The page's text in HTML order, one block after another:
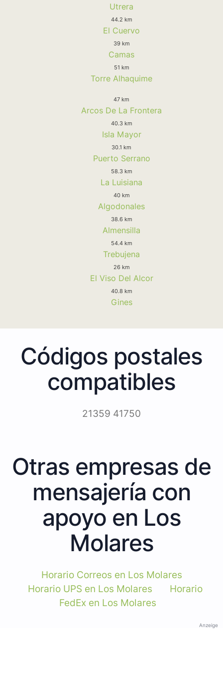
Utrera
44.2 km
El Cuervo
39 km
Camas
51 km
Torre Alhaquime
47 km
Arcos De La Frontera
40.3 km
Isla Mayor
30.1 km
Puerto Serrano
58.3 km
La Luisiana
40 km
Algodonales
38.6 km
Almensilla
54.4 km
Trebujena
26 km
El Viso Del Alcor
40.8 km
Gines
Códigos postales
compatibles
21359 41750
Otras empresas de
mensajería con
apoyo en Los
Molares
Horario Correos en Los Molares
Horario UPS en Los Molares
Horario
FedEx en Los Molares
Anzeige